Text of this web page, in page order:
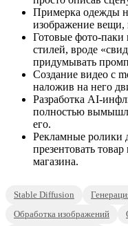
Примерка одежды
изображение вещи,
Готовые фото-
стилей, вроде
придумывать
Создание видео с
наложив на него
Разработка AI-
полностью
его.
Рекламные ролики
презентовать
магазина.
Stable Diffusion
Обработка изображений